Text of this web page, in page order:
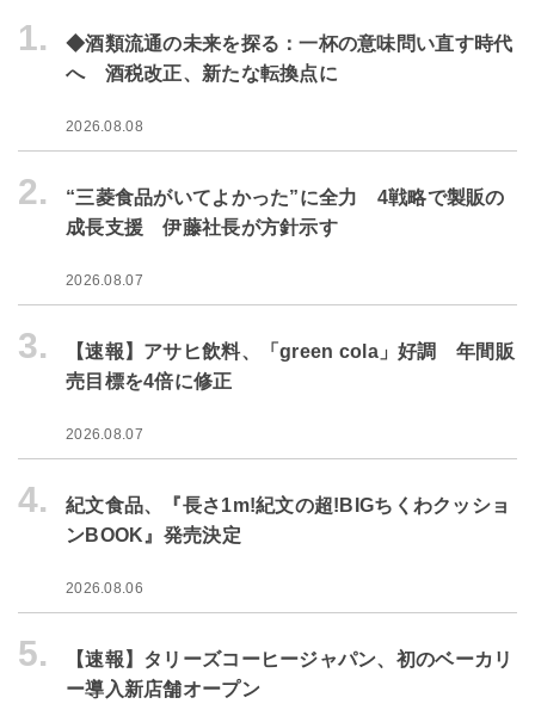
1.
◆酒類流通の未来を探る：一杯の意味問い直す時代
へ 酒税改正、新たな転換点に
2026.08.08
2.
“三菱食品がいてよかった”に全力 4戦略で製販の
成長支援 伊藤社長が方針示す
2026.08.07
3.
【速報】アサヒ飲料、「green cola」好調 年間販
売目標を4倍に修正
2026.08.07
4.
紀文食品、『長さ1m!紀文の超!BIGちくわクッショ
ンBOOK』発売決定
2026.08.06
5.
【速報】タリーズコーヒージャパン、初のベーカリ
ー導入新店舗オープン